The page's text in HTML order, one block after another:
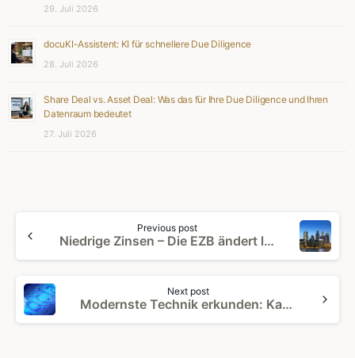
29. Juli 2026
docuKI-Assistent: KI für schnellere Due Diligence
28. Juli 2026
Share Deal vs. Asset Deal: Was das für Ihre Due Diligence und Ihren
Datenraum bedeutet
27. Juli 2026
Reading
Previous post
Niedrige Zinsen – Die EZB ändert langsam ihre Geldpolitik
Next post
Modernste Technik erkunden: Kann die Blockchain Technologie für Sie funktionieren?